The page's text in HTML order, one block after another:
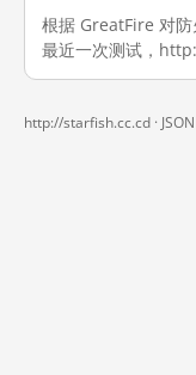
根据 GreatFire 对
最近一次测试，
http://starfish.cc.cd · JSON